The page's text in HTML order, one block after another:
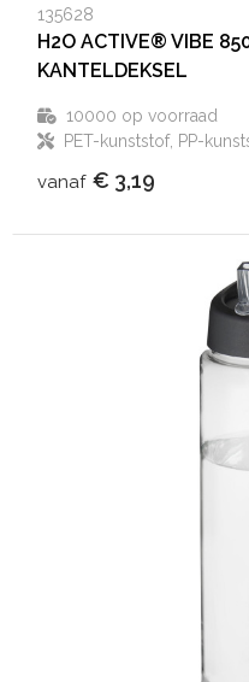
135628
H2O ACTIVE® VIBE
KANTELDEKSEL
10000 op voorraad
PET-kunststof, PP-
vanaf € 3,19